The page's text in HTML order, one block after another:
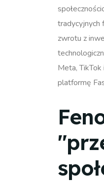
tradycyjnych
zwrotu z
Meta,
platformę